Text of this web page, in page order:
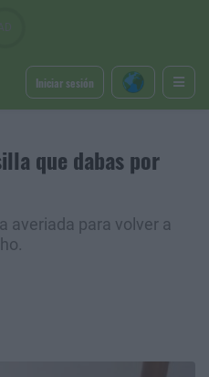
Iniciar sesión
que dabas por
averiada para volver a